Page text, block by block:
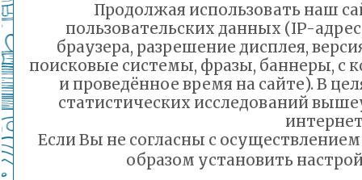
Продолжая использовать наш
пользовательских данных (IP-
браузера, разрешение дисплея,
поисковые системы, фразы, баннеры, с
и проведённое время на сайте). В
статистических исследований
Если Вы не согласны с
образом установить